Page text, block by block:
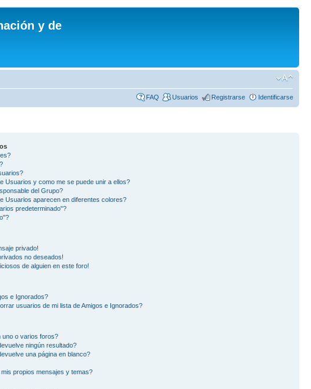
y de
FAQ Usuarios Registrarse Identificarse
Usuarios y como me se puede unir a ellos?
del Grupo?
Usuarios aparecen en diferentes colores?
predeterminado"?
privado!
no deseados!
de alguien en este foro!
e Ignorados?
usuarios de mi lista de Amigos e Ignorados?
uno o varios foros?
ningún resultado?
una página en blanco?
propios mensajes y temas?